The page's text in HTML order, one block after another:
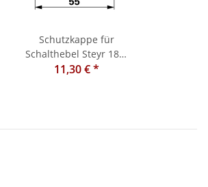
Schutzkappe für
Schalthebel Steyr 188/
190 / 288/ 290
11,30 €*